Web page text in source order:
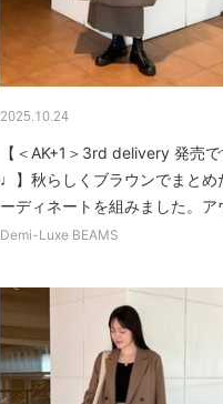
2025.10.24
【＜AK+1＞3rd delivery 発売
♩】秋らしくブラウンでまとめ
ーディネートを組みました。ア
Demi-Luxe BEAMS